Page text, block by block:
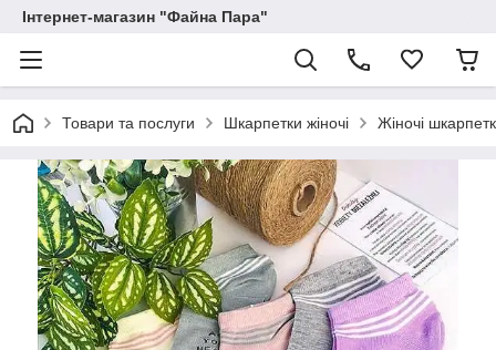
Інтернет-магазин "Файна Пара"
Товари та послуги Шкарпетки жіночі Жіночі